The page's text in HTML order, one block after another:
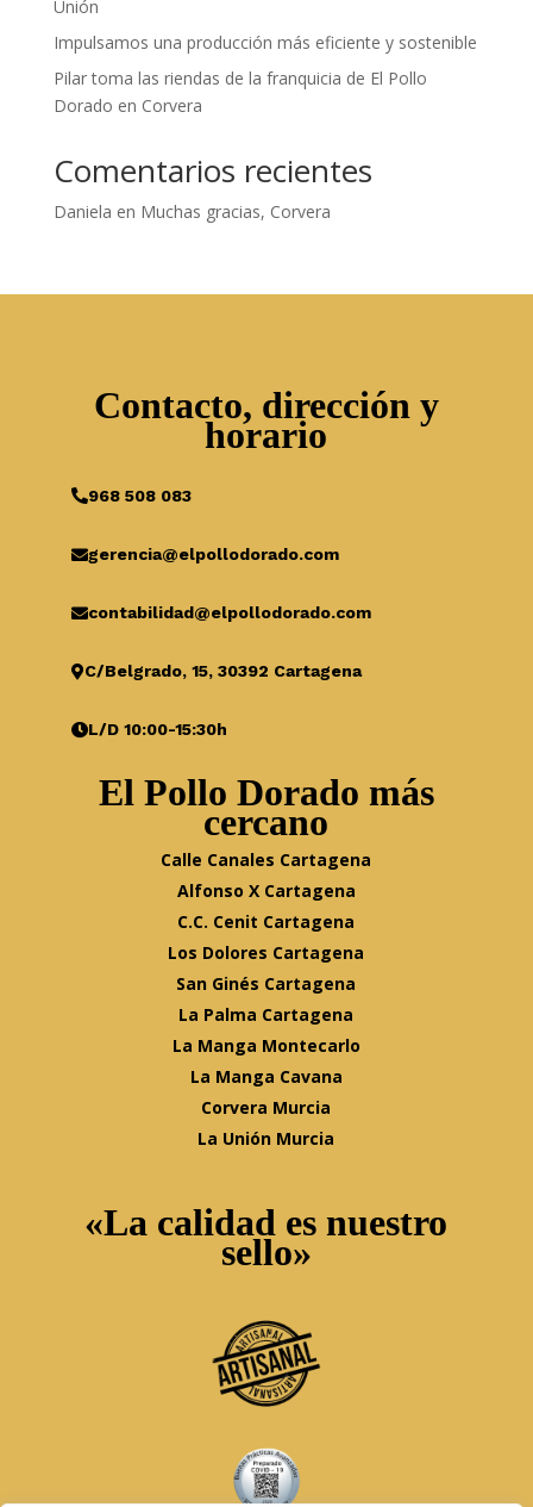
Unión
Impulsamos una producción más eficiente y sostenible
Pilar toma las riendas de la franquicia de El Pollo
Dorado en Corvera
Comentarios recientes
Daniela en Muchas gracias, Corvera
Contacto, dirección y
horario
968 508 083
gerencia@elpollodorado.com
contabilidad@elpollodorado.com
C/Belgrado, 15, 30392 Cartagena
L/D 10:00-15:30h
El Pollo Dorado más
cercano
Calle Canales Cartagena
Alfonso X Cartagena
C.C. Cenit Cartagena
Los Dolores Cartagena
San Ginés Cartagena
La Palma Cartagena
La Manga Montecarlo
La Manga Cavana
Corvera Murcia
La Unión Murcia
«La calidad es nuestro
sello»